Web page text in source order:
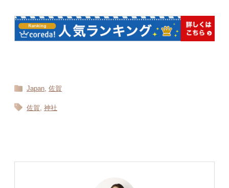
Japan, 佐賀
佐賀, 神社